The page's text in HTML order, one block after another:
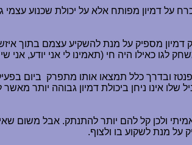
על דמיון מפותח אלא על יכולת שכנוע עצמי
דמיון מספיק על מנת להשקיע עצמם בתוך
כאילו היה חי (תאמינו לי אני יודע, אני
ובדרך כלל תמצאו אותו מתפרק ביום
אינו ניחן ביכולת דמיון גבוהה יותר מאשר
ולכן קל להם יותר להתנתק. אבל משום
על מנת לשקוע בו ולצוף.